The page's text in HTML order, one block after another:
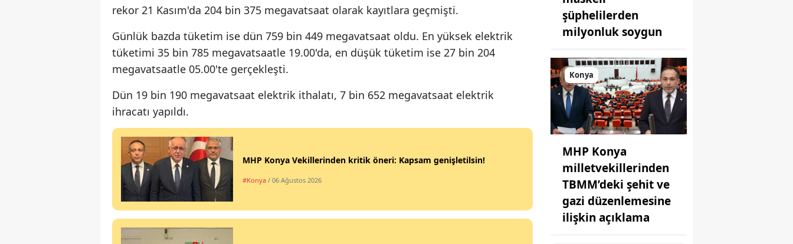
Hatay
Mersin
Kayseri
rekor 21 Kasım'da 204 bin 375 megavatsaat olarak kayıtlara geçmişti.
Günlük bazda tüketim ise dün 759 bin 449 megavatsaat oldu. En yüksek elektrik
tüketimi 35 bin 785 megavatsaatle 19.00'da, en düşük tüketim ise 27 bin 204
megavatsaatle 05.00'te gerçekleşti.
Dün 19 bin 190 megavatsaat elektrik ithalatı, 7 bin 652 megavatsaat elektrik
ihracatı yapıldı.
MHP Konya Vekillerinden kritik öneri: Kapsam genişletilsin!
#Konya / 06 Ağustos 2026
şüphelilerden
milyonluk soygun
Konya
MHP Konya
milletvekillerinden
TBMM’deki şehit ve
gazi düzenlemesine
ilişkin açıklama